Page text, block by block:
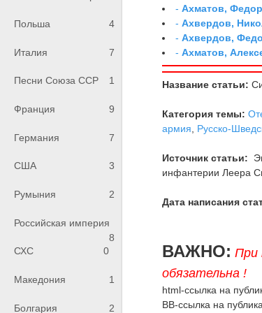
Польша 4
Италия 7
Песни Союза ССР 1
Франция 9
Германия 7
США 3
Румыния 2
Российская империя
8
СХС
0
Македония 1
Болгария 2
-Ахматов, Федор
-Ахвердов,
-Ахвердов,
-Ахматов,
Название статьи:
Категория темы:
армия
Русско-
Источник статьи:
инфантерии Леера
Дата написания
ВАЖНО: При
обязательна !
html-ссылка на
BB-ссылка на